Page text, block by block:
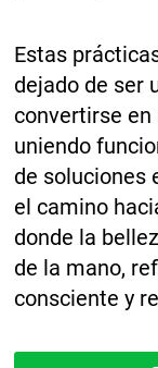
Estas
dejado de ser
convertirse en
uniendo
de soluciones
el camino
donde la
de la mano,
consciente y